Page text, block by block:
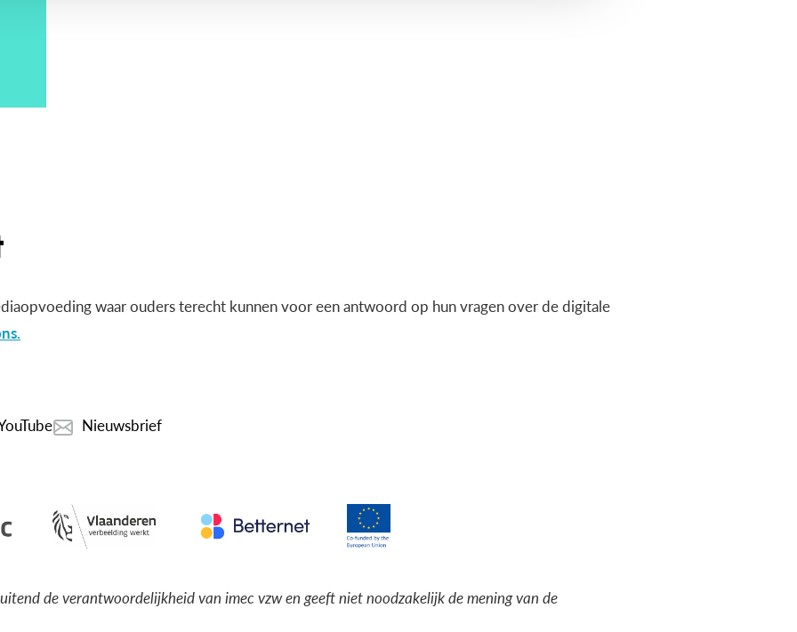
waar ouders terecht kunnen voor een antwoord op hun vragen over de digitale
Nieuwsbrief
de verantwoordelijkheid van imec vzw en geeft niet noodzakelijk de mening van de